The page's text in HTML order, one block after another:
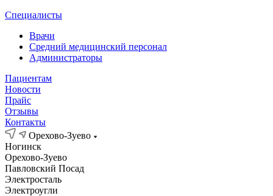
Специалисты
Врачи
Средний медицинский персонал
Администраторы
Пациентам
Новости
Прайс
Отзывы
Контакты
Орехово-Зуево
Ногинск
Орехово-Зуево
Павловский Посад
Электросталь
Электроугли